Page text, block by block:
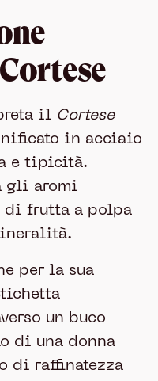
il Cortese
in acciaio
e tipicità.
gli aromi
di frutta a polpa
per la sua
un buco
di una donna
di raffinatezza